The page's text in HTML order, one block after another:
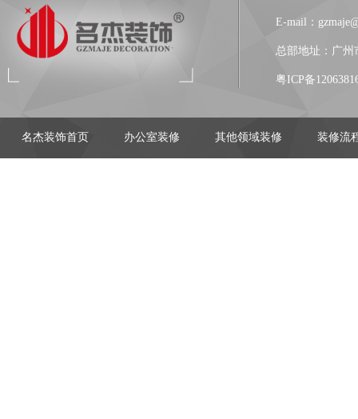
E-mail：
总部地址：广州
粤ICP备
名杰装饰首页 办公室装修 其他领域装修 装修流